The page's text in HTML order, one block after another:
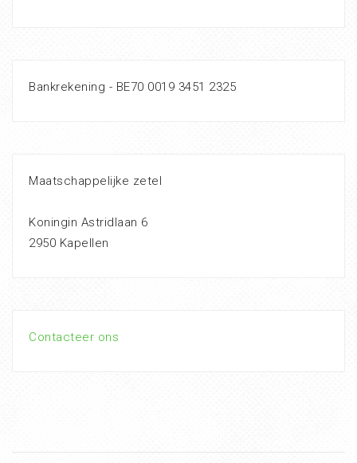
Bankrekening - BE70 0019 3451 2325
Maatschappelijke zetel
Koningin Astridlaan 6
2950 Kapellen
Contacteer ons